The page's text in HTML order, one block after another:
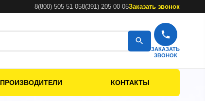
8(800) 505 51 058(391) 205 00 05Заказать звонок
ЗАКАЗАТЬ
ЗВОНОК
ПРОИЗВОДИТЕЛИ КОНТАКТЫ